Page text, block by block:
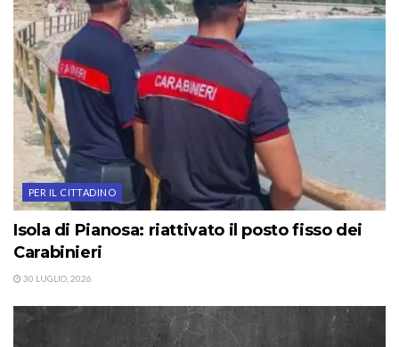
PER IL CITTADINO
Isola di Pianosa: riattivato il posto fisso dei
Carabinieri
30 LUGLIO, 2026